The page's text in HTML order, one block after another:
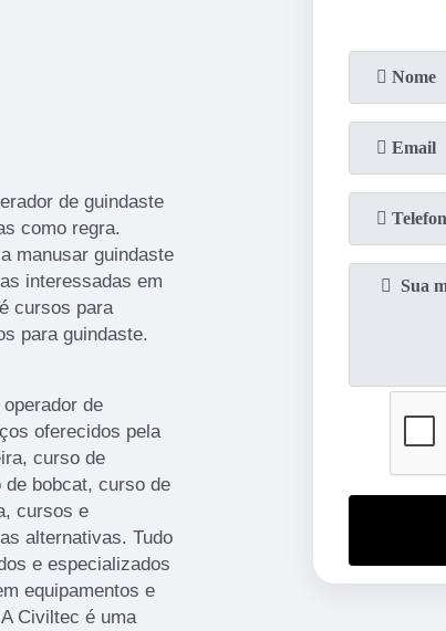
de guindaste
como regra.
manusar guindaste
interessadas em
cursos para
para guindaste.
de
oferecidos pela
curso de
bobcat, curso de
cursos e
alternativas. Tudo
e especializados
equipamentos e
Civiltec é uma